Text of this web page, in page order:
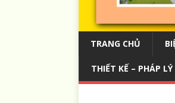
TRANG CHỦ
THIẾT KẾ – PHÁP LÝ